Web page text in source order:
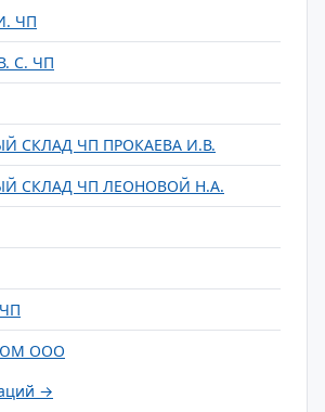
ЧП
С. ЧП
СКЛАД ЧП ПРОКАЕВА И.В.
СКЛАД ЧП ЛЕОНОВОЙ Н.А.
ООО
→